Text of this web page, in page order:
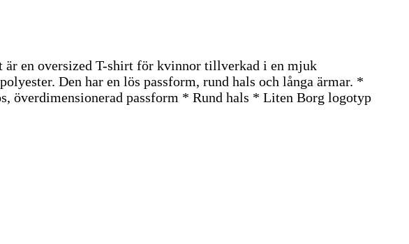
är en oversized T-shirt för kvinnor tillverkad i en mjuk
Den har en lös passform, rund hals och långa ärmar. *
överdimensionerad passform * Rund hals * Liten Borg logotyp